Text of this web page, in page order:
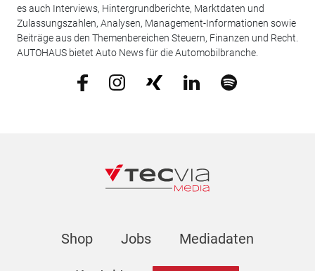
es auch Interviews, Hintergrundberichte, Marktdaten und
Zulassungszahlen, Analysen, Management-Informationen sowie
Beiträge aus den Themenbereichen Steuern, Finanzen und Recht.
AUTOHAUS bietet Auto News für die Automobilbranche.
Shop Jobs Mediadaten